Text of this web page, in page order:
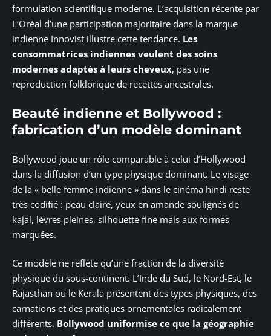
formulation scientifique moderne. L’acquisition récente par
L’Oréal d’une participation majoritaire dans la marque
indienne Innovist illustre cette tendance. Les
consommatrices indiennes veulent des soins
modernes adaptés à leurs cheveux, pas une
reproduction folklorique de recettes ancestrales.
Beauté indienne et Bollywood :
fabrication d’un modèle dominant
Bollywood joue un rôle comparable à celui d’Hollywood
dans la diffusion d’un type physique dominant. Le visage
de la « belle femme indienne » dans le cinéma hindi reste
très codifié : peau claire, yeux en amande soulignés de
kajal, lèvres pleines, silhouette fine mais aux formes
marquées.
Ce modèle ne reflète qu’une fraction de la diversité
physique du sous-continent. L’Inde du Sud, le Nord-Est, le
Rajasthan ou le Kerala présentent des types physiques, des
carnations et des pratiques ornementales radicalement
différents. Bollywood uniformise ce que la géographie